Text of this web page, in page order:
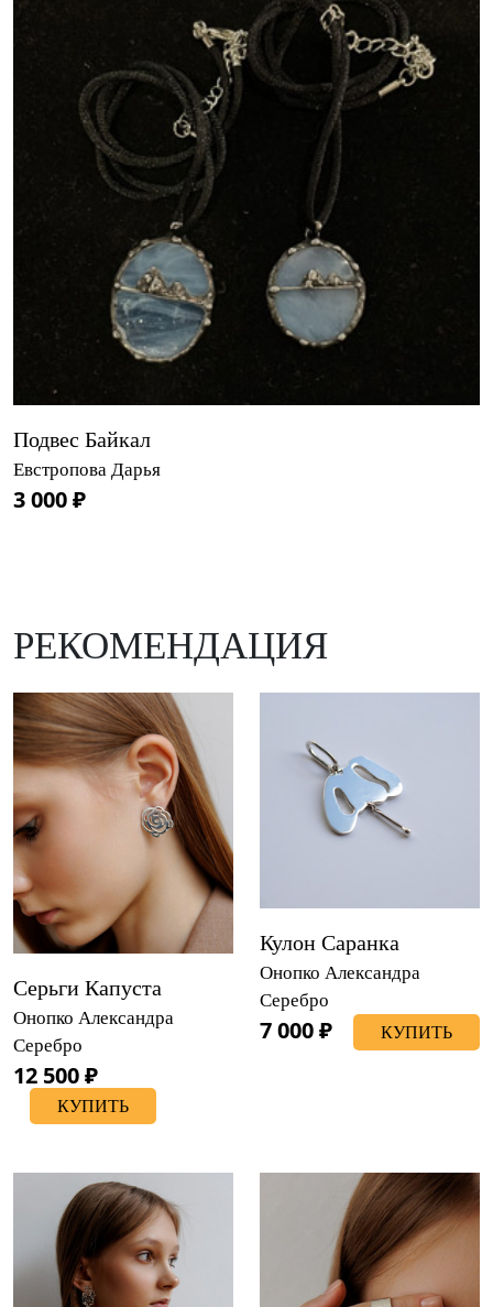
Подвес Байкал
Евстропова Дарья
3 000 ₽
РЕКОМЕНДАЦИЯ
Серьги Капуста
Онопко Александра
Серебро
12 500 ₽
КУПИТЬ
Кулон Саранка
Онопко Александра
Серебро
7 000 ₽ КУПИТЬ